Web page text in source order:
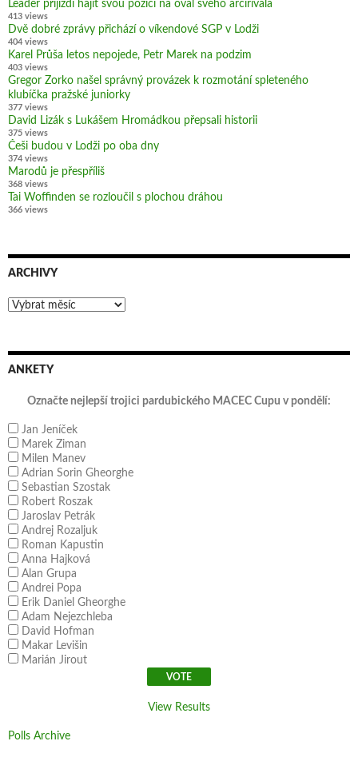
Leader přijíždí hájit svou pozici na ovál svého arcirivala
413 views
Dvě dobré zprávy přichází o víkendové SGP v Lodži
404 views
Karel Průša letos nepojede, Petr Marek na podzim
403 views
Gregor Zorko našel správný provázek k rozmotání spleteného
klubíčka pražské juniorky
377 views
David Lizák s Lukášem Hromádkou přepsali historii
375 views
Češi budou v Lodži po oba dny
374 views
Marodů je přespříliš
368 views
Tai Woffinden se rozloučil s plochou dráhou
366 views
ARCHIVY
Archivy
ANKETY
Označte nejlepší trojici pardubického MACEC Cupu v pondělí:
Jan Jeníček
Marek Ziman
Milen Manev
Adrian Sorin Gheorghe
Sebastian Szostak
Robert Roszak
Jaroslav Petrák
Andrej Rozaljuk
Roman Kapustin
Anna Hajková
Alan Grupa
Andrei Popa
Erik Daniel Gheorghe
Adam Nejezchleba
David Hofman
Makar Levišin
Marián Jirout
View Results
Polls Archive